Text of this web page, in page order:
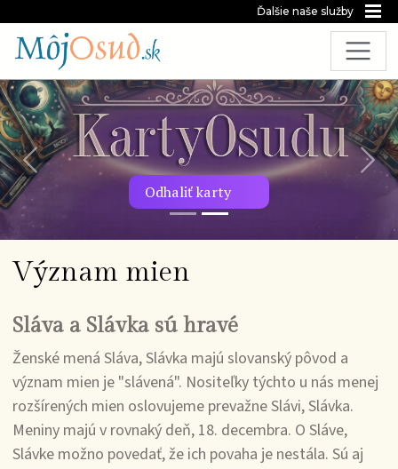
Ďalšie naše služby
Odhaliť karty
Predchádzajúca snímka
Význam mien
Sláva a Slávka sú hravé
Ženské mená Sláva, Slávka majú slovanský pôvod a
význam mien je "slávená". Nositeľky týchto u nás menej
rozšírených mien oslovujeme prevažne Slávi, Slávka.
Meniny majú v rovnaký deň, 18. decembra. O Sláve,
Slávke možno povedať, že ich povaha je nestála. Sú aj